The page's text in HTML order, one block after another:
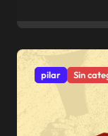
pilar Sin